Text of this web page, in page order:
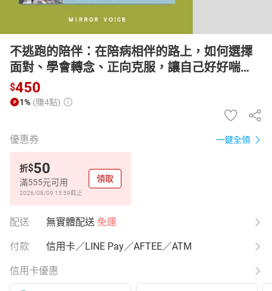
不逃跑的陪伴：在陪病相伴的路上，如何選擇
面對、學會轉念、正向克服，讓自己好好喘
息？【有聲書】
$450
1% (賺4點)
優惠券 一鍵全領
折$50
滿555元可用
2026/08/09 15:59截止
領取
配送 無實體配送 免運
付款 信用卡／LINE Pay／AFTEE／ATM
信用卡優惠